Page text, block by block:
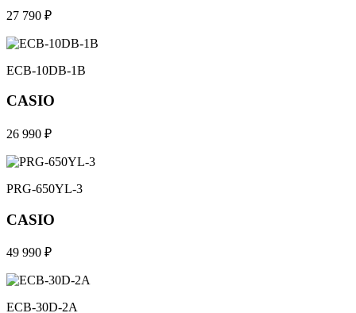
27 790 ₽
ECB-10DB-1B
CASIO
26 990 ₽
PRG-650YL-3
CASIO
49 990 ₽
ECB-30D-2A